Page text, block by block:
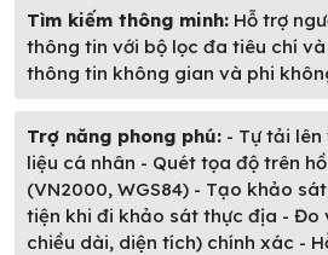
Tìm kiếm thông minh: Hỗ trợ
thông tin với bộ lọc đa tiêu chí
thông tin không gian và phi
Trợ năng phong phú: - Tự tải
liệu cá nhân - Quét tọa độ trên
(VN2000, WGS84) - Tạo khảo
tiện khi đi khảo sát thực địa - Đo
chiều dài, diện tích) chính xác -